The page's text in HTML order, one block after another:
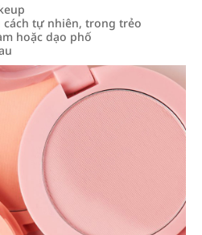
tự nhiên, trong trẻo
hoặc dạo phố